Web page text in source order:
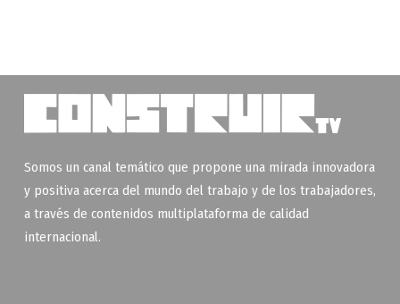
Somos un canal temático que propone una mirada innovadora
y positiva acerca del mundo del trabajo y de los trabajadores,
a través de contenidos multiplataforma de calidad
internacional.